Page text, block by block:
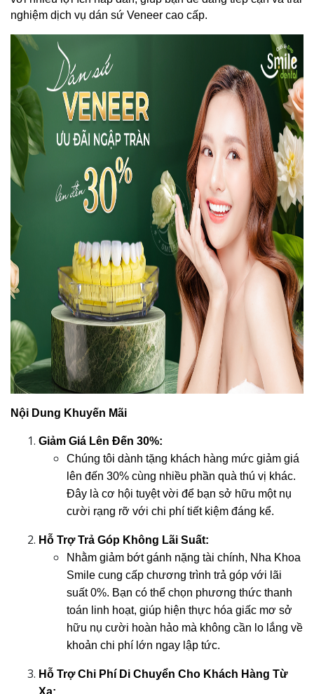
nghiệm dịch vụ dán sứ Veneer cao cấp.
Nội Dung Khuyến Mãi
Giảm Giá Lên Đến 30%:
Chúng tôi dành tặng khách hàng mức giảm giá
lên đến 30% cùng nhiều phần quà thú vị khác.
Đây là cơ hội tuyệt vời để bạn sở hữu một nụ
cười rạng rỡ với chi phí tiết kiệm đáng kể.
Hỗ Trợ Trả Góp Không Lãi Suất:
Nhằm giảm bớt gánh nặng tài chính, Nha Khoa
Smile cung cấp chương trình trả góp với lãi
suất 0%. Bạn có thể chọn phương thức thanh
toán linh hoạt, giúp hiện thực hóa giấc mơ sở
hữu nụ cười hoàn hảo mà không cần lo lắng về
khoản chi phí lớn ngay lập tức.
Hỗ Trợ Chi Phí Di Chuyển Cho Khách Hàng Từ
Xa: